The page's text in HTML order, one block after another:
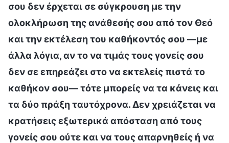
σου δεν έρχεται σε σύγκρουση με την
ολοκλήρωση της ανάθεσής σου από τον Θεό
και την εκτέλεση του καθήκοντός σου —με
άλλα λόγια, αν το να τιμάς τους γονείς σου
δεν σε επηρεάζει στο να εκτελείς πιστά το
καθήκον σου— τότε μπορείς να τα κάνεις και
τα δύο πράξη ταυτόχρονα. Δεν χρειάζεται να
κρατήσεις εξωτερικά απόσταση από τους
γονείς σου ούτε και να τους απαρνηθείς ή να